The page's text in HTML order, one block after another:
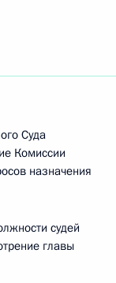
Суда
Комиссии
назначения
судей
главы